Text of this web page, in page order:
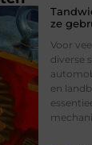
ze
Voor
diverse
en